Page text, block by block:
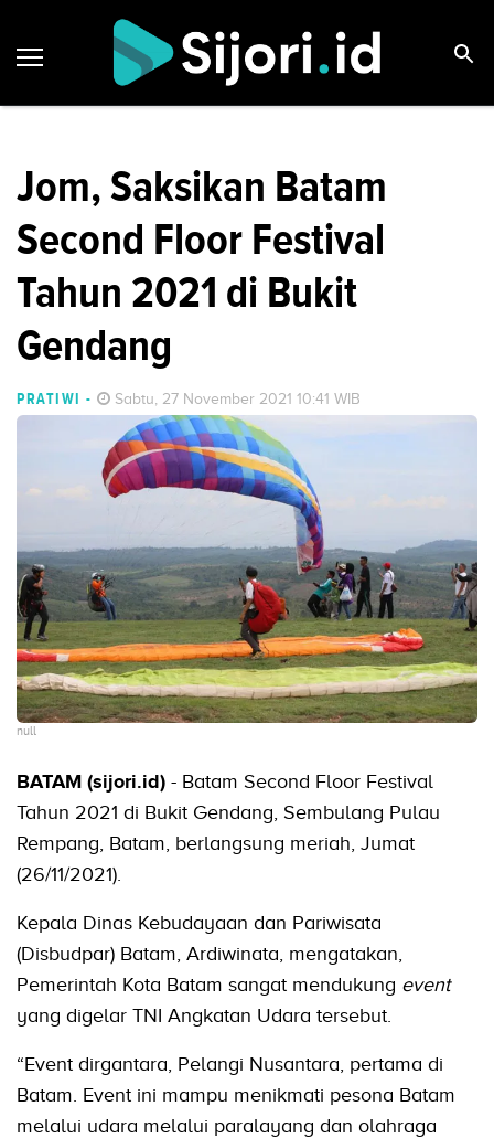
Jom, Saksikan Batam
Second Floor Festival
Tahun 2021 di Bukit
Gendang
PRATIWI - Sabtu, 27 November 2021 10:41 WIB
null
BATAM (sijori.id) - Batam Second Floor Festival
Tahun 2021 di Bukit Gendang, Sembulang Pulau
Rempang, Batam, berlangsung meriah, Jumat
(26/11/2021).
Kepala Dinas Kebudayaan dan Pariwisata
(Disbudpar) Batam, Ardiwinata, mengatakan,
Pemerintah Kota Batam sangat mendukung event
yang digelar TNI Angkatan Udara tersebut.
“Event dirgantara, Pelangi Nusantara, pertama di
Batam. Event ini mampu menikmati pesona Batam
melalui udara melalui paralayang dan olahraga